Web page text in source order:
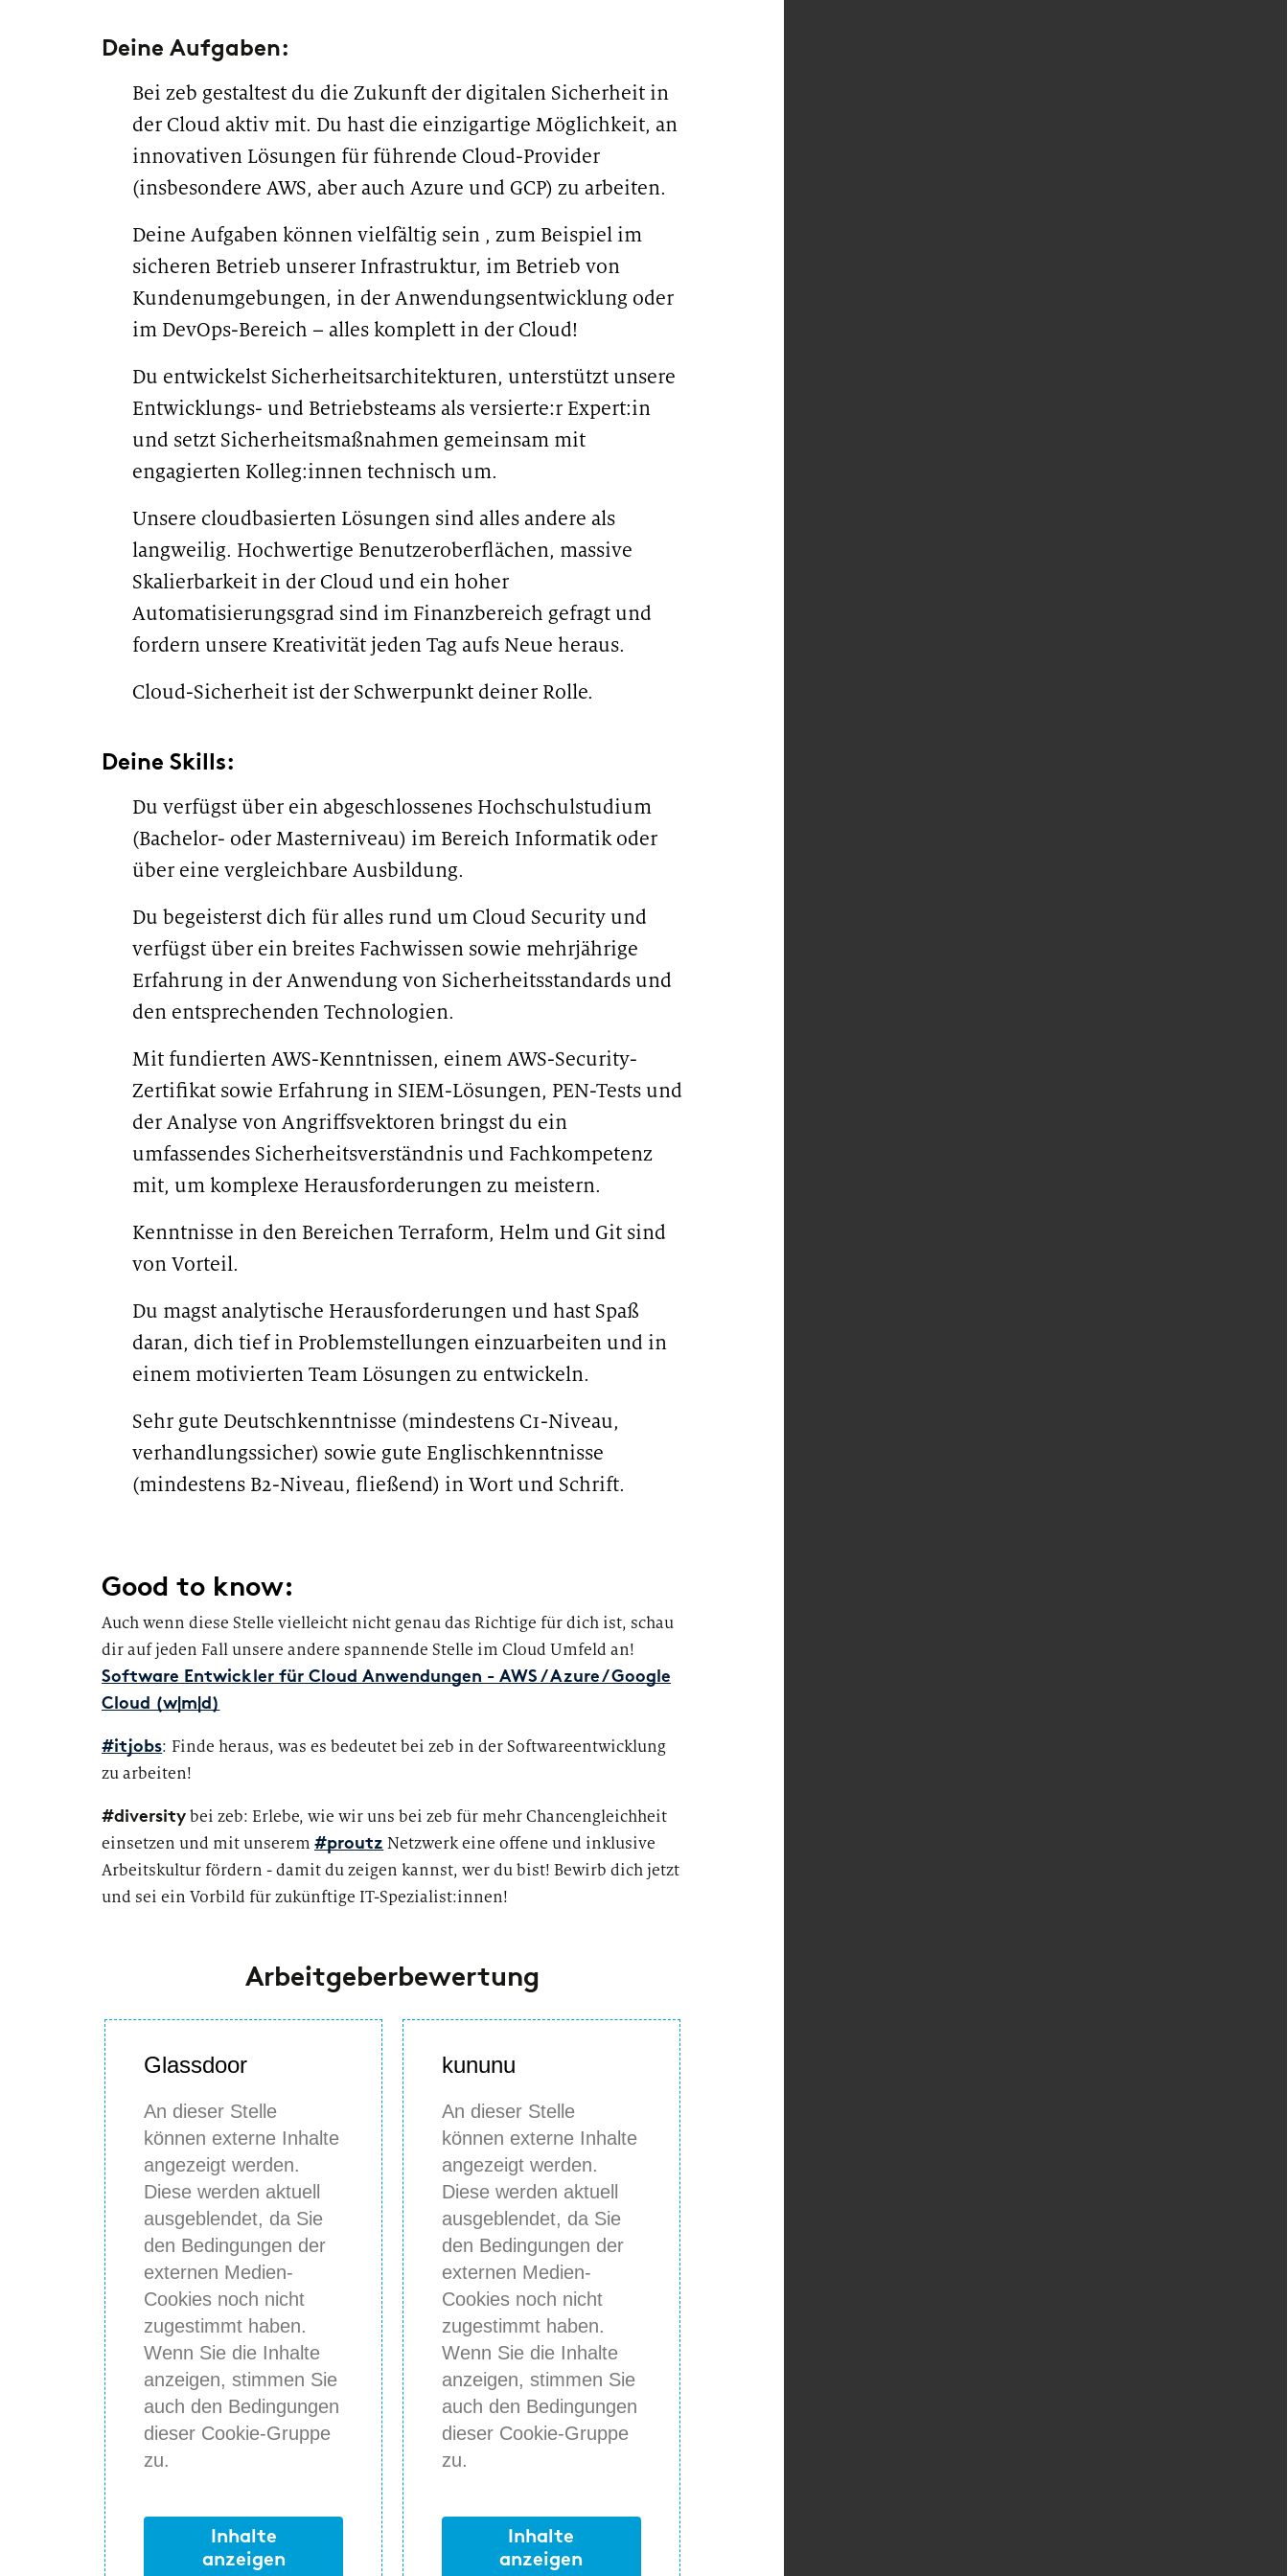
Deine Aufgaben:
Bei zeb gestaltest du die Zukunft der digitalen Sicherheit in
der Cloud aktiv mit. Du hast die einzigartige Möglichkeit, an
innovativen Lösungen für führende Cloud-Provider
(insbesondere AWS, aber auch Azure und GCP) zu arbeiten.
Deine Aufgaben können vielfältig sein , zum Beispiel im
sicheren Betrieb unserer Infrastruktur, im Betrieb von
Kundenumgebungen, in der Anwendungsentwicklung oder
im DevOps-Bereich – alles komplett in der Cloud!
Du entwickelst Sicherheitsarchitekturen, unterstützt unsere
Entwicklungs- und Betriebsteams als versierte:r Expert:in
und setzt Sicherheitsmaßnahmen gemeinsam mit
engagierten Kolleg:innen technisch um.
Unsere cloudbasierten Lösungen sind alles andere als
langweilig. Hochwertige Benutzeroberflächen, massive
Skalierbarkeit in der Cloud und ein hoher
Automatisierungsgrad sind im Finanzbereich gefragt und
fordern unsere Kreativität jeden Tag aufs Neue heraus.
Cloud-Sicherheit ist der Schwerpunkt deiner Rolle.
Deine Skills:
Du verfügst über ein abgeschlossenes Hochschulstudium
(Bachelor- oder Masterniveau) im Bereich Informatik oder
über eine vergleichbare Ausbildung.
Du begeisterst dich für alles rund um Cloud Security und
verfügst über ein breites Fachwissen sowie mehrjährige
Erfahrung in der Anwendung von Sicherheitsstandards und
den entsprechenden Technologien.
Mit fundierten AWS-Kenntnissen, einem AWS-Security-
Zertifikat sowie Erfahrung in SIEM-Lösungen, PEN-Tests und
der Analyse von Angriffsvektoren bringst du ein
umfassendes Sicherheitsverständnis und Fachkompetenz
mit, um komplexe Herausforderungen zu meistern.
Kenntnisse in den Bereichen Terraform, Helm und Git sind
von Vorteil.
Du magst analytische Herausforderungen und hast Spaß
daran, dich tief in Problemstellungen einzuarbeiten und in
einem motivierten Team Lösungen zu entwickeln.
Sehr gute Deutschkenntnisse (mindestens C1-Niveau,
verhandlungssicher) sowie gute Englischkenntnisse
(mindestens B2-Niveau, fließend) in Wort und Schrift.
Good to know:
Auch wenn diese Stelle vielleicht nicht genau das Richtige für dich ist, schau
dir auf jeden Fall unsere andere spannende Stelle im Cloud Umfeld an!
Software Entwickler für Cloud Anwendungen - AWS / Azure / Google
Cloud (w|m|d)
#itjobs: Finde heraus, was es bedeutet bei zeb in der Softwareentwicklung
zu arbeiten!
#diversitybei zeb: Erlebe, wie wir uns bei zeb für mehr Chancengleichheit
einsetzen und mit unserem #proutz Netzwerk eine offene und inklusive
Arbeitskultur fördern - damit du zeigen kannst, wer du bist! Bewirb dich jetzt
und sei ein Vorbild für zukünftige IT-Spezialist:innen!
Arbeitgeberbewertung
Glassdoor
An dieser Stelle
können externe Inhalte
angezeigt werden.
Diese werden aktuell
ausgeblendet, da Sie
den Bedingungen der
externen Medien-
Cookies noch nicht
zugestimmt haben.
Wenn Sie die Inhalte
anzeigen, stimmen Sie
auch den Bedingungen
dieser Cookie-Gruppe
zu.
Inhalte
anzeigen
kununu
An dieser Stelle
können externe Inhalte
angezeigt werden.
Diese werden aktuell
ausgeblendet, da Sie
den Bedingungen der
externen Medien-
Cookies noch nicht
zugestimmt haben.
Wenn Sie die Inhalte
anzeigen, stimmen Sie
auch den Bedingungen
dieser Cookie-Gruppe
zu.
Inhalte
anzeigen